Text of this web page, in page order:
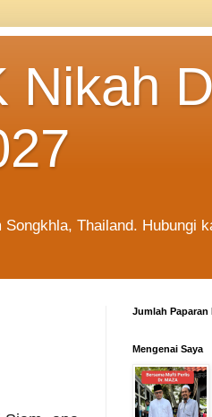
Nikah
Thailand. Hubungi
Jumlah Paparan
Mengenai Saya